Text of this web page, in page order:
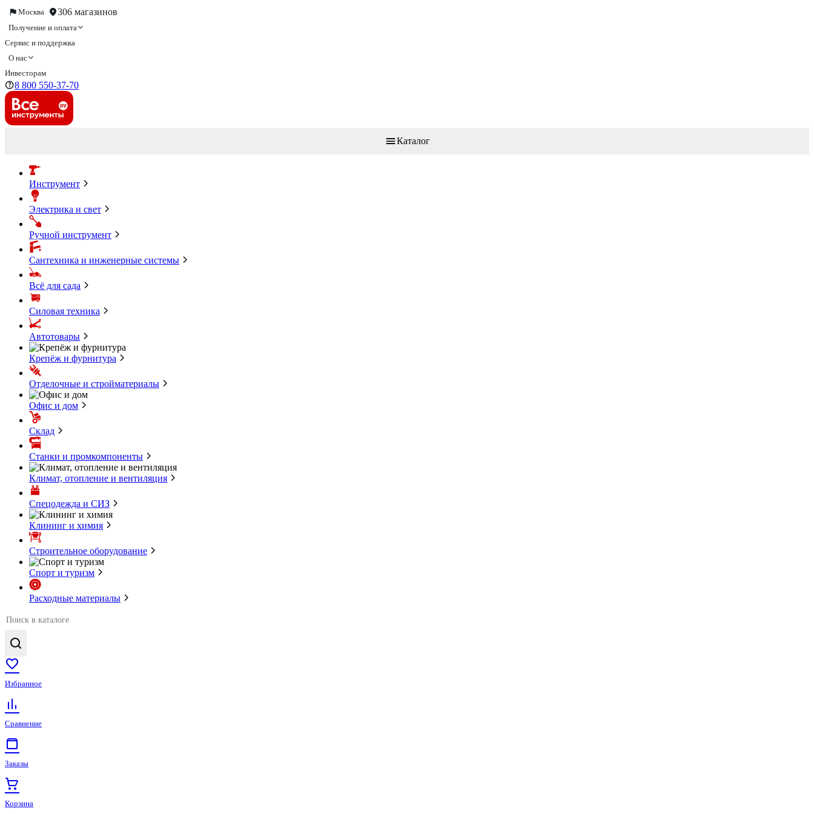
Москва 306 магазинов
Получение и оплата
Сервис и поддержка
О нас
Инвесторам
8 800 550-37-70
Каталог
Инструмент
Электрика и свет
Ручной инструмент
Сантехника и инженерные системы
Всё для сада
Силовая техника
Автотовары
Крепёж и фурнитура
Отделочные и стройматериалы
Офис и дом
Склад
Станки и промкомпоненты
Климат, отопление и вентиляция
Спецодежда и СИЗ
Клининг и химия
Строительное оборудование
Спорт и туризм
Расходные материалы
Избранное
Сравнение
Заказы
Корзина